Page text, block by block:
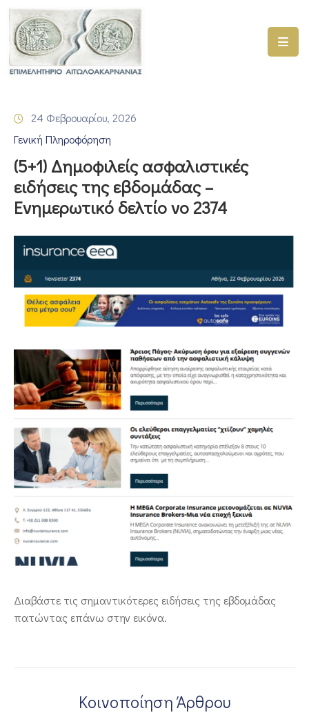
ΑΡΧΙΚΗ
ΓΕΜΗ
–
ΥΜΣ
ΠΡΟΓΡΑΜΜΑΤΑ
ΕΠΙΜΕΛΗΤΗΡΙΟΥ
ΣΥΜΜΕΤΟΧΗ
ΣΕ
ΕΠΙΚΑΙΡΟΤΗΤΑ
ΕΠΙΚΟΙΝΩΝΙΑ
24 Φεβρουαρίου, 2026
Γενική Πληροφόρηση
(5+1) Δημοφιλείς ασφαλιστικές
ειδήσεις της εβδομάδας –
Ενημερωτικό δελτίο νο 2374
Διαβάστε τις σημαντικότερες ειδήσεις της εβδομάδας
πατώντας επάνω στην εικόνα.
Κοινοποίηση Άρθρου